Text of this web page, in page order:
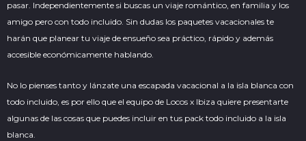
pasar. Independientemente si buscas un viaje romántico, en familia y los
amigo pero con todo incluido. Sin dudas los paquetes vacacionales te
harán que planear tu viaje de ensueño sea práctico, rápido y además
accesible económicamente hablando.
No lo pienses tanto y lánzate una escapada vacacional a la isla blanca con
todo incluido, es por ello que el equipo de Locos x Ibiza quiere presentarte
algunas de las cosas que puedes incluir en tus pack todo incluido a la isla
blanca.